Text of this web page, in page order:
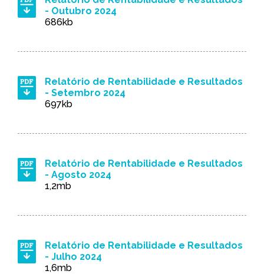
- Outubro 2024
686kb
Relatório de Rentabilidade e Resultados
- Setembro 2024
697kb
Relatório de Rentabilidade e Resultados
- Agosto 2024
1,2mb
Relatório de Rentabilidade e Resultados
- Julho 2024
1,6mb